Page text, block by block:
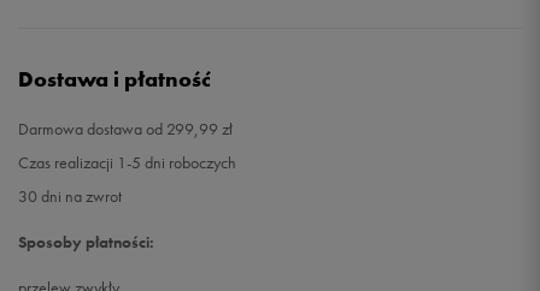
Dostawa i płatność
Darmowa dostawa od 299,99 zł
Czas realizacji 1-5 dni roboczych
30 dni na zwrot
Sposoby płatności: